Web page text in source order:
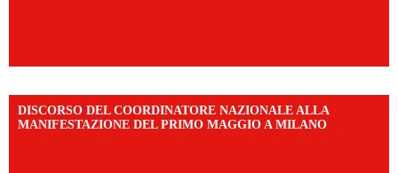
DISCORSO DEL COORDINATORE NAZIONALE ALLA
MANIFESTAZIONE DEL PRIMO MAGGIO A MILANO